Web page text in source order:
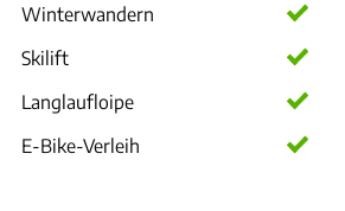
Winterwandern
Skilift
Langlaufloipe
E-Bike-Verleih